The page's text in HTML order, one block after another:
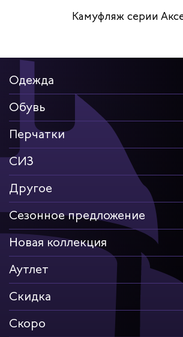
Камуфляж серии
Одежда
Обувь
Перчатки
СИЗ
Другое
Сезонное предложение
Новая коллекция
Аутлет
Скидка
Скоро